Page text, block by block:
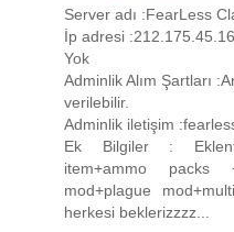
Server adı :FearLess
İp adresi :212.175.45.16
Yok
Adminlik Alım Şartları
verilebilir.
Adminlik iletişim
Ek Bilgiler :
item+ammo packs
mod+plague
herkesi beklerizzzz...